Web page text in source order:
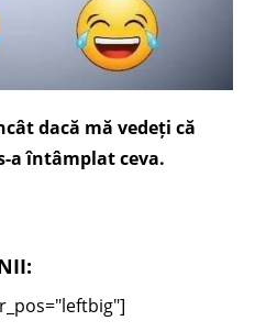
dacă mă vedeți că
a întâmplat ceva.